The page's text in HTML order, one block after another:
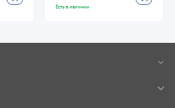
Есть в наличии